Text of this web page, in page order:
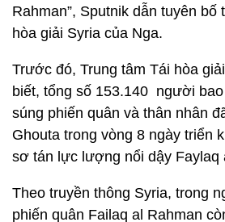
Rahman”, Sputnik dẫn tuyên bố
hòa giải Syria của Nga.
Trước đó, Trung tâm Tái hòa
biết, tổng số 153.140 người
súng phiến quân và thân nhân
Ghouta trong vòng 8 ngày triển
sơ tán lực lượng nổi dậy Faylaq
Theo truyền thông Syria, trong
phiến quân Failaq al Rahman